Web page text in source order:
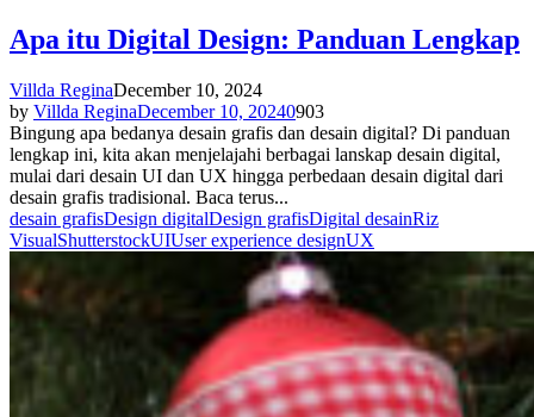
Apa itu Digital Design: Panduan Lengkap
Villda ReginaDecember 10, 2024
by Villda ReginaDecember 10, 20240903
Bingung apa bedanya desain grafis dan desain digital? Di panduan
lengkap ini, kita akan menjelajahi berbagai lanskap desain digital,
mulai dari desain UI dan UX hingga perbedaan desain digital dari
desain grafis tradisional. Baca terus...
desain grafisDesign digitalDesign grafisDigital desainRiz
VisualShutterstockUIUser experience designUX